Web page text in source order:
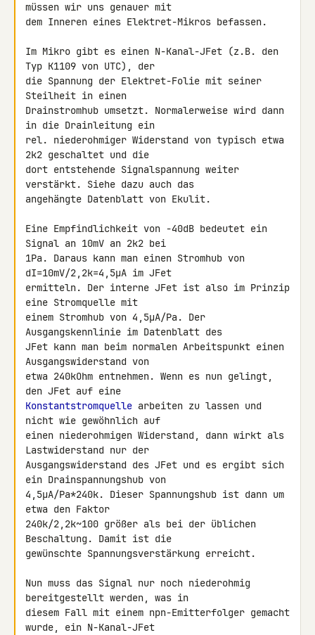
müssen wir uns genauer mit
dem Inneren eines Elektret-Mikros befassen.
Im Mikro gibt es einen N-Kanal-JFet (z.B. den
Typ K1109 von UTC), der
die Spannung der Elektret-Folie mit seiner
Steilheit in einen
Drainstromhub umsetzt. Normalerweise wird dann
in die Drainleitung ein
rel. niederohmiger Widerstand von typisch etwa
2k2 geschaltet und die
dort entstehende Signalspannung weiter
verstärkt. Siehe dazu auch das
angehängte Datenblatt von Ekulit.
Eine Empfindlichkeit von -40dB bedeutet ein
Signal an 10mV an 2k2 bei
1Pa. Daraus kann man einen Stromhub von
dI=10mV/2,2k=4,5µA im JFet
ermitteln. Der interne JFet ist also im Prinzip
eine Stromquelle mit
einem Stromhub von 4,5µA/Pa. Der
Ausgangskennlinie im Datenblatt des
JFet kann man beim normalen Arbeitspunkt einen
Ausgangswiderstand von
etwa 240kOhm entnehmen. Wenn es nun gelingt,
Konstantstromquelle arbeiten zu lassen und
nicht wie gewöhnlich auf
einen niederohmigen Widerstand, dann wirkt als
Lastwiderstand nur der
Ausgangswiderstand des JFet und es ergibt sich
ein Drainspannungshub von
4,5µA/Pa*240k. Dieser Spannungshub ist dann um
etwa den Faktor
240k/2,2k~100 größer als bei der üblichen
Beschaltung. Damit ist die
gewünschte Spannungsverstärkung erreicht.
Nun muss das Signal nur noch niederohmig
bereitgestellt werden, was in
diesem Fall mit einem npn-Emitterfolger gemacht
wurde, ein N-Kanal-JFet